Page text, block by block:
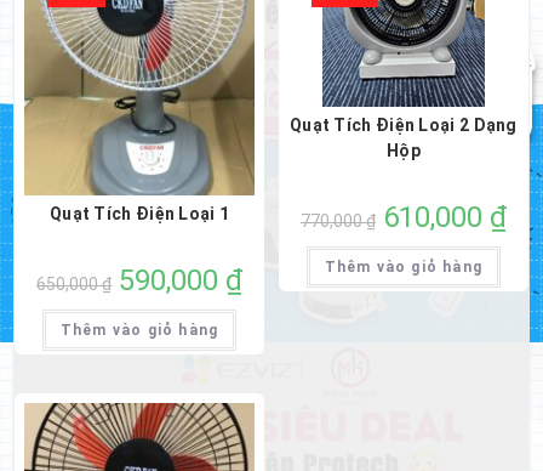
Quạt Tích Điện Loại 1
650,000₫
Giá
gốc
là:
650,000 ₫.
590,000 ₫Giá
Thêm vào giỏ hàng
Quạt Tích Điện Loại 2 Dạng
Hộp
770,000₫
Giá
gốc
là:
770,000 ₫.
610,000 ₫Giá
hiện
Thêm vào giỏ hàng